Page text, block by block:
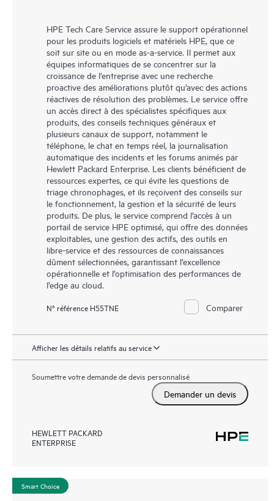
HPE Tech Care Service assure le support opérationnel
pour les produits logiciels et matériels HPE, que ce
soit sur site ou en mode as-a-service. Il permet aux
équipes informatiques de se concentrer sur la
croissance de l’entreprise avec une recherche
proactive des améliorations plutôt qu’avec des actions
réactives de résolution des problèmes. Le service offre
un accès direct à des spécialistes spécifiques aux
produits, des conseils techniques généraux et
plusieurs canaux de support, notamment le
téléphone, le chat en temps réel, la journalisation
automatique des incidents et les forums animés par
Hewlett Packard Enterprise. Les clients bénéficient de
ressources expertes, ce qui évite les questions de
triage chronophages, et ils reçoivent des conseils sur
le fonctionnement, la gestion et la sécurité de leurs
produits. De plus, le service comprend l’accès à un
portail de service HPE optimisé, qui offre des données
exploitables, une gestion des actifs, des outils en
libre-service et des ressources de connaissances
dûment sélectionnées, garantissant l’excellence
opérationnelle et l’optimisation des performances de
l’edge au cloud.
N° référence H55TNE Comparer
Afficher les détails relatifs au service
Soumettre votre demande de devis personnalisé
Demander un devis
HEWLETT PACKARD
ENTERPRISE
Smart Choice